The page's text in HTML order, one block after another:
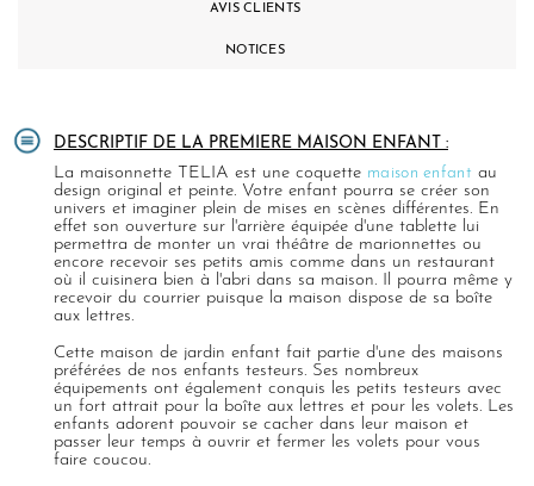
AVIS CLIENTS
NOTICES
DESCRIPTIF DE LA PREMIERE MAISON ENFANT :
La maisonnette TELIA est une coquette maison enfant au
design original et peinte. Votre enfant pourra se créer son
univers et imaginer plein de mises en scènes différentes. En
effet son ouverture sur l'arrière équipée d'une tablette lui
permettra de monter un vrai théâtre de marionnettes ou
encore recevoir ses petits amis comme dans un restaurant
où il cuisinera bien à l'abri dans sa maison. Il pourra même y
recevoir du courrier puisque la maison dispose de sa boîte
aux lettres.
Cette maison de jardin enfant fait partie d'une des maisons
préférées de nos enfants testeurs. Ses nombreux
équipements ont également conquis les petits testeurs avec
un fort attrait pour la boîte aux lettres et pour les volets. Les
enfants adorent pouvoir se cacher dans leur maison et
passer leur temps à ouvrir et fermer les volets pour vous
faire coucou.